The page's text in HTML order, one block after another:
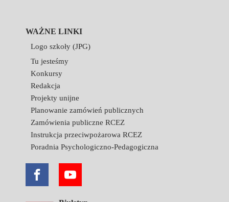
WAŻNE LINKI
Logo szkoły (JPG)
Tu jesteśmy
Konkursy
Redakcja
Projekty unijne
Planowanie zamówień publicznych
Zamówienia publiczne RCEZ
Instrukcja przeciwpożarowa RCEZ
Poradnia Psychologiczno-Pedagogiczna